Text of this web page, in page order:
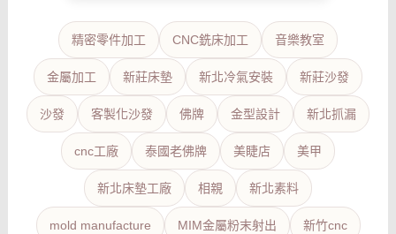
精密零件加工 CNC銑床加工 音樂教室
金屬加工 新莊床墊 新北冷氣安裝 新莊沙發
沙發 客製化沙發 佛牌 金型設計 新北抓漏
cnc工廠 泰國老佛牌 美睫店 美甲
新北床墊工廠 相親 新北素料
mold manufacture MIM金屬粉末射出 新竹cnc